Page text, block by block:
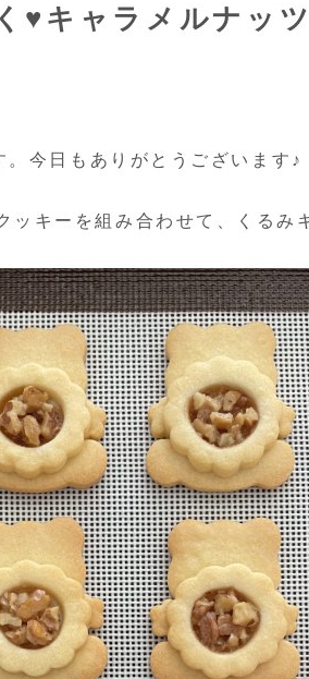
♥キャラメルナッ
今日もありがとうございます♪
ッキーを組み合わせて、くる